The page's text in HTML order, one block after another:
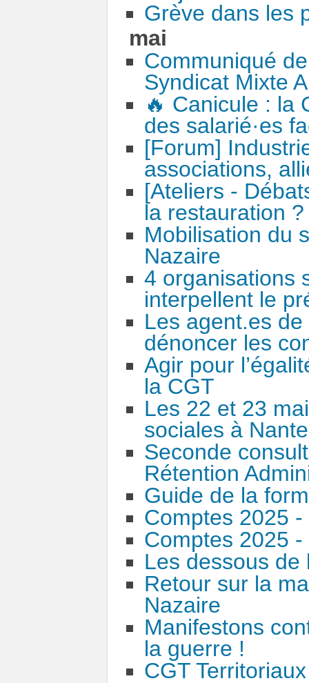
Grève dans les
mai
Communiqué
Syndicat Mixte
🔥 Canicule : la
des salarié·es
[Forum]
associations,
[Ateliers -
la restauration ?
Mobilisation du
Nazaire
4 organisations
interpellent le
Les agent.es
dénoncer les
Agir pour
la CGT
Les 22 et 23
sociales à
Seconde
Rétention
Guide de la
Comptes 2025
Comptes 2025
Les dessous de
Retour sur la
Nazaire
Manifestons
la guerre !
CGT